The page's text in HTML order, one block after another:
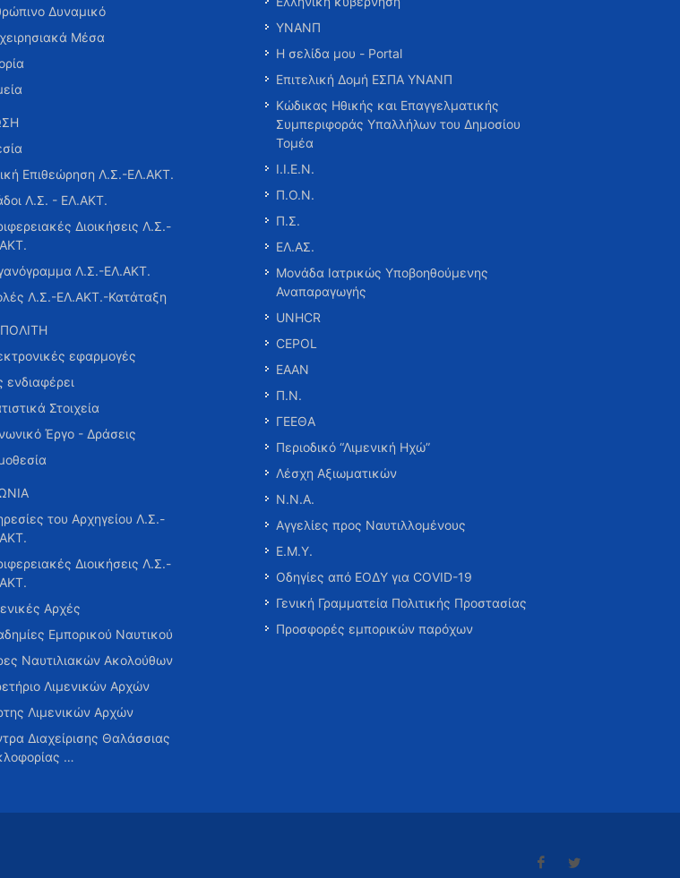
Δυναμικό
Μέσα
Επιθεώρηση Λ.Σ.-ΕΛ.ΑΚΤ.
Λ.Σ. - ΕΛ.ΑΚΤ.
Διοικήσεις Λ.Σ.-
Λ.Σ.-ΕΛ.ΑΚΤ.
Λ.Σ.-ΕΛ.ΑΚΤ.-Κατάταξη
εφαρμογές
ενδιαφέρει
Στοιχεία
Έργο - Δράσεις
του Αρχηγείου Λ.Σ.-
Διοικήσεις Λ.Σ.-
Αρχές
Εμπορικού Ναυτικού
Ναυτιλιακών Ακολούθων
Λιμενικών Αρχών
Λιμενικών Αρχών
Διαχείρισης Θαλάσσιας
…
ΥΝΑΝΠ
Η σελίδα μου - Portal
Επιτελική Δομή ΕΣΠΑ ΥΝΑΝΠ
Κώδικας Ηθικής και Επαγγελματικής
Συμπεριφοράς Υπαλλήλων του Δημοσίου
Τομέα
Ι.Ι.Ε.Ν.
Π.Ο.Ν.
Π.Σ.
ΕΛ.ΑΣ.
Μονάδα Ιατρικώς Υποβοηθούμενης
Αναπαραγωγής
UNHCR
CEPOL
ΕΑΑΝ
Π.Ν.
ΓΕΕΘΑ
Περιοδικό “Λιμενική Ηχώ”
Λέσχη Αξιωματικών
Ν.Ν.Α.
Αγγελίες προς Ναυτιλλομένους
Ε.Μ.Υ.
Οδηγίες από ΕΟΔΥ για COVID-19
Γενική Γραμματεία Πολιτικής Προστασίας
Προσφορές εμπορικών παρόχων